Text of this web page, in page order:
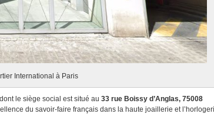
International à Paris
le siège social est situé au 33 rue Boissy d’Anglas, 75008
du savoir-faire français dans la haute joaillerie et